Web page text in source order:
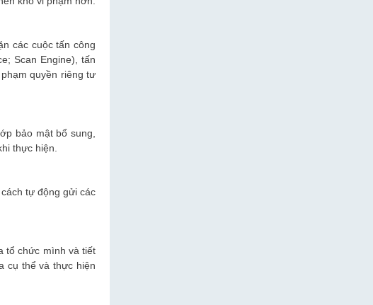
các cuộc tấn công
Scan Engine), tấn
quyền riêng tư
bảo mật bổ sung,
thực hiện.
tự động gửi các
tổ chức mình và tiết
cụ thể và thực hiện